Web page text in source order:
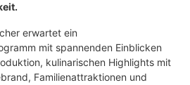
erwartet ein
mit spannenden Einblicken
kulinarischen Highlights mit
Familienattraktionen und